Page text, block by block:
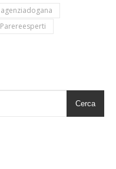
agenziadogana
Parereesperti
Cerca